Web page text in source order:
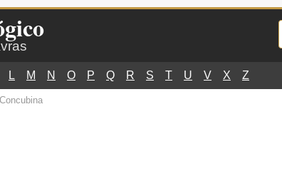
L M N O P Q R S T U V X Z